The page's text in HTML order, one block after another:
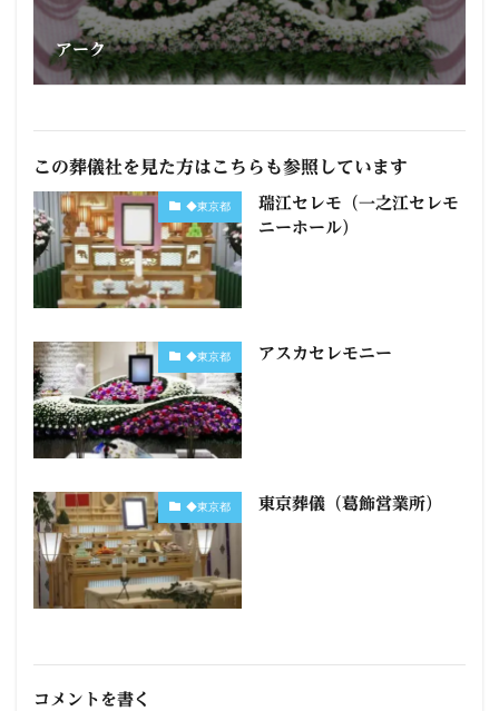
アーク
この葬儀社を見た方はこちらも参照しています
◆東京都
瑞江セレモ（一之江セレモ
ニーホール）
◆東京都 アスカセレモニー
◆東京都 東京葬儀（葛飾営業所）
コメントを書く